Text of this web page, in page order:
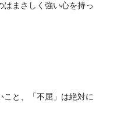
まさしく強い心を持っ
と、
「不屈」は絶対に